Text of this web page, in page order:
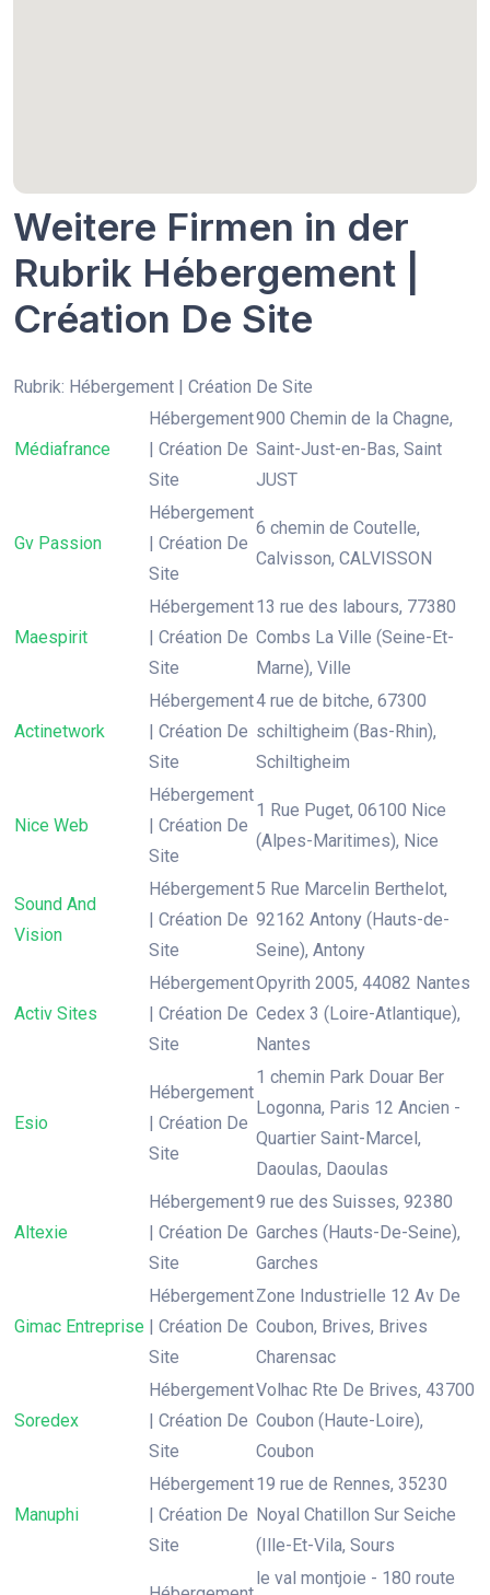
Weitere Firmen in der
Rubrik Hébergement |
Création De Site
Rubrik: Hébergement | Création De Site
Médiafrance
Hébergement
| Création De
Site
900 Chemin de la Chagne,
Saint-Just-en-Bas, Saint
JUST
Gv Passion
Hébergement
| Création De
Site
6 chemin de Coutelle,
Calvisson, CALVISSON
Maespirit
Hébergement
| Création De
Site
13 rue des labours, 77380
Combs La Ville (Seine-Et-
Marne), Ville
Actinetwork
Hébergement
| Création De
Site
4 rue de bitche, 67300
schiltigheim (Bas-Rhin),
Schiltigheim
Nice Web
Hébergement
| Création De
Site
1 Rue Puget, 06100 Nice
(Alpes-Maritimes), Nice
Sound And
Vision
Hébergement
| Création De
Site
5 Rue Marcelin Berthelot,
92162 Antony (Hauts-de-
Seine), Antony
Activ Sites
Hébergement
| Création De
Site
Opyrith 2005, 44082 Nantes
Cedex 3 (Loire-Atlantique),
Nantes
Esio
Hébergement
| Création De
Site
1 chemin Park Douar Ber
Logonna, Paris 12 Ancien -
Quartier Saint-Marcel,
Daoulas, Daoulas
Altexie
Hébergement
| Création De
Site
9 rue des Suisses, 92380
Garches (Hauts-De-Seine),
Garches
Gimac Entreprise
Hébergement
| Création De
Site
Zone Industrielle 12 Av De
Coubon, Brives, Brives
Charensac
Soredex
Hébergement
| Création De
Site
Volhac Rte De Brives, 43700
Coubon (Haute-Loire),
Coubon
Manuphi
Hébergement
| Création De
Site
19 rue de Rennes, 35230
Noyal Chatillon Sur Seiche
(Ille-Et-Vila, Sours
le val montjoie - 180 route